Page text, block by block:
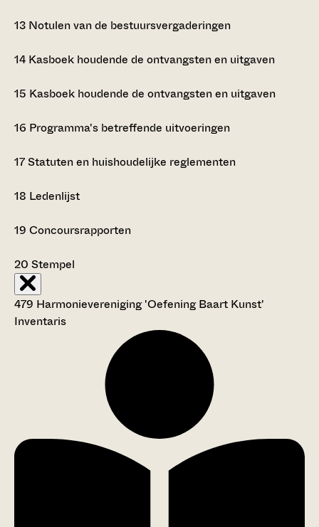
13 Notulen van de bestuursvergaderingen
14 Kasboek houdende de ontvangsten en uitgaven
15 Kasboek houdende de ontvangsten en uitgaven
16 Programma's betreffende uitvoeringen
17Statuten en huishoudelijke reglementen
18 Ledenlijst
19 Concoursrapporten
20 Stempel
479 Harmonievereniging 'Oefening Baart Kunst'
Inventaris